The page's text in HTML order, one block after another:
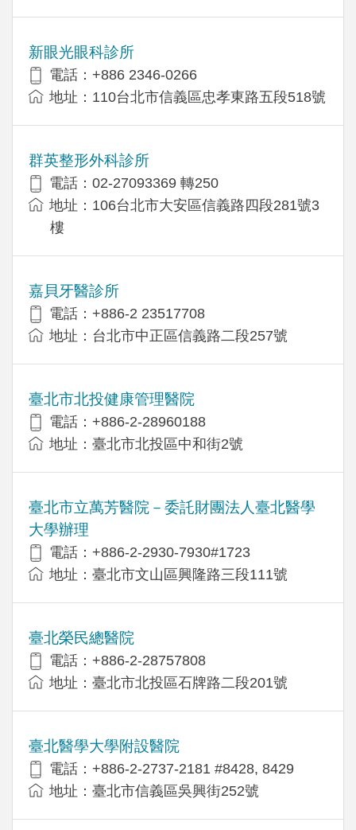
新眼光眼科診所
電話：+886 2346-0266
地址：110台北市信義區忠孝東路五段518號
群英整形外科診所
電話：02-27093369 轉250
地址：106台北市大安區信義路四段281號3
樓
嘉貝牙醫診所
電話：+886-2 23517708
地址：台北市中正區信義路二段257號
臺北市北投健康管理醫院
電話：+886-2-28960188
地址：臺北市北投區中和街2號
臺北市立萬芳醫院－委託財團法人臺北醫學
大學辦理
電話：+886-2-2930-7930#1723
地址：臺北市文山區興隆路三段111號
臺北榮民總醫院
電話：+886-2-28757808
地址：臺北市北投區石牌路二段201號
臺北醫學大學附設醫院
電話：+886-2-2737-2181 #8428, 8429
地址：臺北市信義區吳興街252號